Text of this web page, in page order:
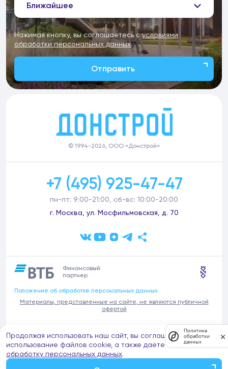
Ближайшее
Нажимая кнопку, вы соглашаетесь сусловиями
обработки персональных данных
Отправить
© 1994-2026, ООО «Донстрой»
+7 (495) 925-47-47
пн-пт: 9:00-21:00, сб-вс: 10:00-20:00
г. Москва, ул. Мосфильмовская, д. 70
Финансовый
партнер
Положение об обработке персональных данных
Материалы, представленные на сайте, не являются публичной
офертой
В связи с участившимися случаями предложений частных услуг от
имени компании Донстрой (проведения ремонтов, продажи
отделочных материалов и т.п.), обращаем внимание на то, что
компания Донстрой не оказывает таких услуг, не имеет
представительств такого профиля и не обращается к частным
Продолжая использовать наш сайт, вы соглашаетесь на
использование файлов cookie, а также даете согласие на
обработку персональных данных.
Политика
обработки
данных